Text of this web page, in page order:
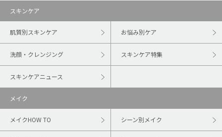
スキンケア
肌質別スキンケア お悩み別ケア
洗顔・クレンジング スキンケア特集
スキンケアニュース
メイク
メイクHOW TO シーン別メイク